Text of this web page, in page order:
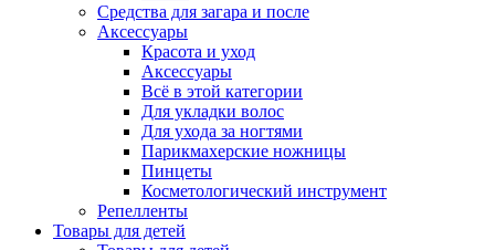
Средства для загара и после
Аксессуары
Красота и уход
Аксессуары
Всё в этой категории
Для укладки волос
Для ухода за ногтями
Парикмахерские ножницы
Пинцеты
Косметологический инструмент
Репелленты
Товары для детей